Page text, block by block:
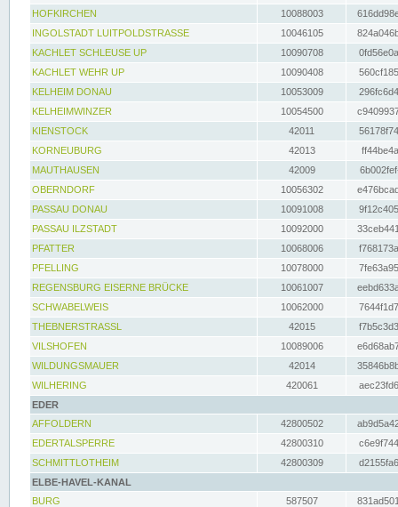
HOFKIRCHEN
10088003
INGOLSTADT LUITPOLDSTRASSE
10046105
KACHLET SCHLEUSE UP
10090708
KACHLET WEHR UP
10090408
KELHEIM DONAU
10053009
KELHEIMWINZER
10054500
KIENSTOCK
42011
KORNEUBURG
42013
MAUTHAUSEN
42009
OBERNDORF
10056302
PASSAU DONAU
10091008
PASSAU ILZSTADT
10092000
PFATTER
10068006
PFELLING
10078000
REGENSBURG EISERNE BRÜCKE
10061007
SCHWABELWEIS
10062000
THEBNERSTRASSL
42015
VILSHOFEN
10089006
WILDUNGSMAUER
42014
WILHERING
420061
EDER
AFFOLDERN
42800502
EDERTALSPERRE
42800310
SCHMITTLOTHEIM
42800309
ELBE-HAVEL-KANAL
BURG
587507